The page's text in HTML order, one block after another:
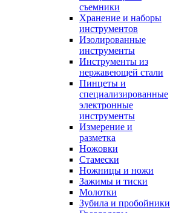
съемники
Хранение и наборы
инструментов
Изолированные
инструменты
Инструменты из
нержавеющей стали
Пинцеты и
специализированные
электронные
инструменты
Измерение и
разметка
Ножовки
Стамески
Ножницы и ножи
Зажимы и тиски
Молотки
Зубила и пробойники